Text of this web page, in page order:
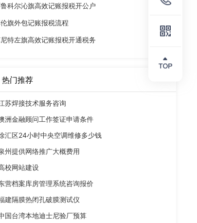
科尔沁旗高效记账报税开公户
旗外包记账报税流程
特左旗高效记账报税开通税务
热门推荐
苏焊接技术服务咨询
洲金融顾问工作签证申请条件
汇区24小时中央空调维修多少钱
州提供网络推广大概费用
校网站建设
营档案库房管理系统咨询报价
建隔膜热闭孔破膜测试仪
国台湾本地迪士尼验厂预算